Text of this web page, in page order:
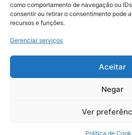
como comportamento de navegação ou
consentir ou retirar o consentimento pode
recursos e funções.
Gerenciar serviços
Aceitar
Negar
Ver
Política de
© 2026, Todos os direitos reservados
Digital Business| Hospedado
Fale Conosco
Sobre
Política de Segurança e Privacidade